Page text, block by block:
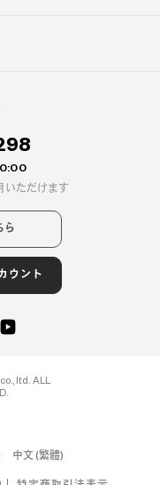
ただけます
ら
ウント
ltd. ALL
中文 (繁體)